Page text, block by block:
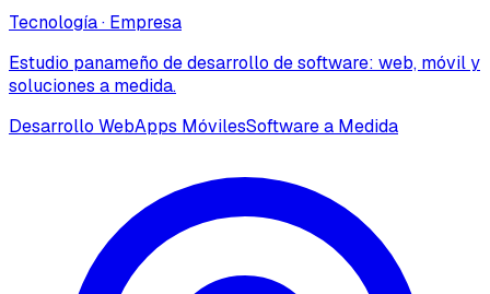
Tecnología· Empresa
Estudio panameño de desarrollo de software: web, móvil y
soluciones a medida.
Desarrollo WebApps MóvilesSoftware a Medida